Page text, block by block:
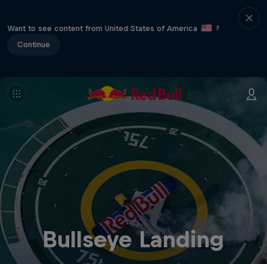
Want to see content from United States of America
?
Continue
Bullseye Landing